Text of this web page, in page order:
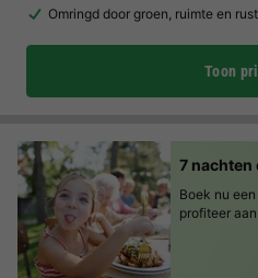
Omringd door groen, ruimte en rust
Toon
7
Boek nu
profiteer